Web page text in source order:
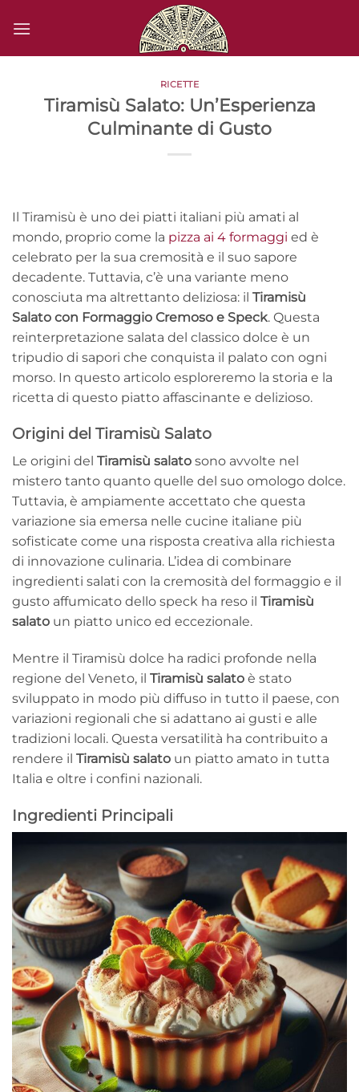
RICETTE
Tiramisù Salato: Un’Esperienza
Culminante di Gusto
Il Tiramisù è uno dei piatti italiani più amati al
mondo, proprio come la pizza ai 4 formaggi ed è
celebrato per la sua cremosità e il suo sapore
decadente. Tuttavia, c’è una variante meno
conosciuta ma altrettanto deliziosa: il Tiramisù
Salato con Formaggio Cremoso e Speck. Questa
reinterpretazione salata del classico dolce è un
tripudio di sapori che conquista il palato con ogni
morso. In questo articolo esploreremo la storia e la
ricetta di questo piatto affascinante e delizioso.
Origini del Tiramisù Salato
Le origini del Tiramisù salato sono avvolte nel
mistero tanto quanto quelle del suo omologo dolce.
Tuttavia, è ampiamente accettato che questa
variazione sia emersa nelle cucine italiane più
sofisticate come una risposta creativa alla richiesta
di innovazione culinaria. L’idea di combinare
ingredienti salati con la cremosità del formaggio e il
gusto affumicato dello speck ha reso il Tiramisù
salato un piatto unico ed eccezionale.
Mentre il Tiramisù dolce ha radici profonde nella
regione del Veneto, il Tiramisù salato è stato
sviluppato in modo più diffuso in tutto il paese, con
variazioni regionali che si adattano ai gusti e alle
tradizioni locali. Questa versatilità ha contribuito a
rendere il Tiramisù salato un piatto amato in tutta
Italia e oltre i confini nazionali.
Ingredienti Principali